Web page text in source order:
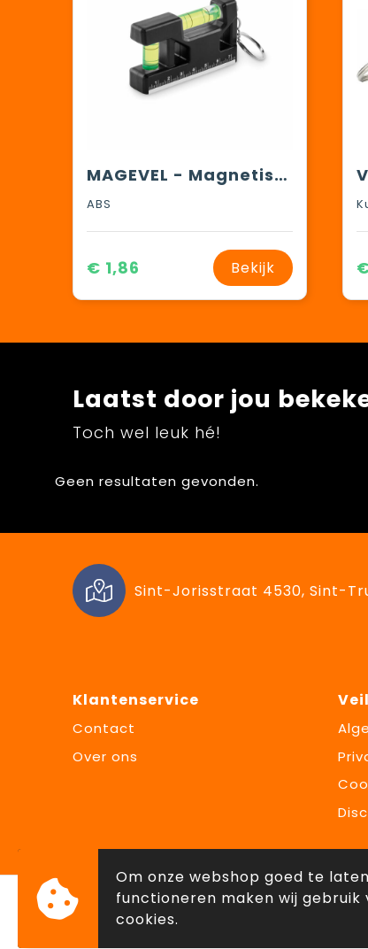
MAGEVEL - Magnetische waterpas ABS sleutelha
ABS
€ 1,86 Bekijk
Laatst door jou
Toch wel leuk hé!
Geen resultaten gevonden.
Sint-Jorisstraat 4530, Sint-
Klantenservice
Contact
Over ons
© Copyright Lowette Gifts 2026
Om onze webshop goed te laten
functioneren maken wij gebruik
cookies.